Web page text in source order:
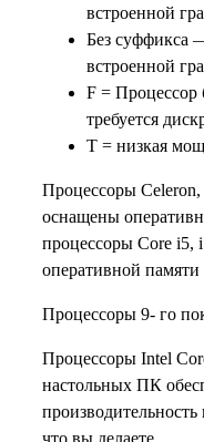
встроенной
Без суффикса
встроенной
F = Процессор
требуется
T = низкая
Процессоры
оснащены
процессоры Core i5,
оперативной
Процессоры 9- го
Процессоры Intel
настольных ПК